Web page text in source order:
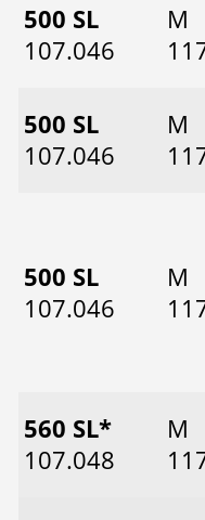
500 SL
107.046
M
500 SL
107.046
M
500 SL
107.046
M
560 SL*
107.048
M